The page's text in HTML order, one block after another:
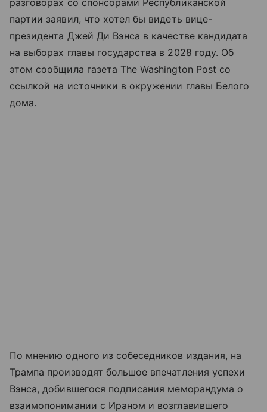
партии заявил, что хотел бы видеть вице-
президента Джей Ди Вэнса в качестве кандидата
на выборах главы государства в 2028 году. Об
этом сообщила газета The Washington Post со
ссылкой на источники в окружении главы Белого
дома.
По мнению одного из собеседников издания, на
Трампа производят большое впечатления успехи
Вэнса, добившегося подписания меморандума о
взаимопонимании с Ираном и возглавившего